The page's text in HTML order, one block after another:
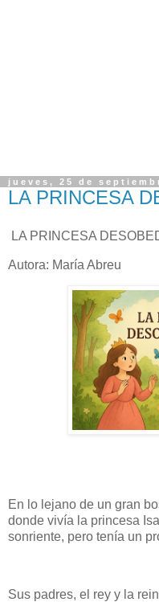
jueves, 25 de
LA PRINCESA
LA PRINCESA
Autora: María Abreu
En lo lejano de un gran
donde vivía la princesa
sonriente, pero tenía un
Sus padres, el rey y la